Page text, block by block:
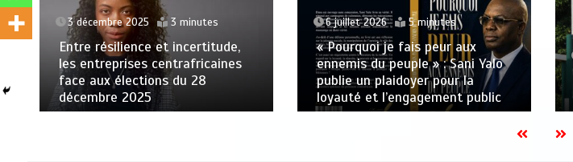
3 décembre 2025 3 minutes
Entre résilience et incertitude,
les entreprises centrafricaines
face aux élections du 28
décembre 2025
6 juillet 2026 5 minutes
« Pourquoi je fais peur aux
ennemis du peuple » : Sani Yalo
publie un plaidoyer pour la
loyauté et l’engagement public